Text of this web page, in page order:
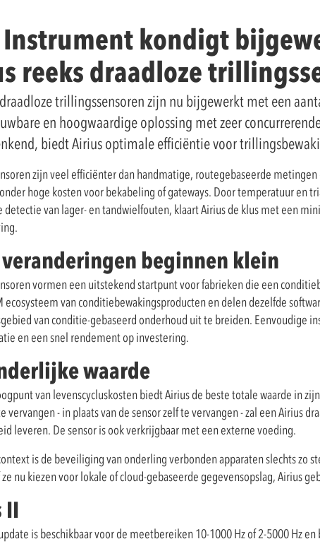
Instrument kondigt
reeks draadloze
trillingssensoren zijn nu bijgewerkt met een
en hoogwaardige oplossing met zeer
biedt Airius optimale efficiëntie voor
zijn veel efficiënter dan handmatige, routegebaseerde
hoge kosten voor bekabeling of gateways. Door temperatuur
van lager- en tandwielfouten, klaart Airius de klus met een
veranderingen beginnen klein
vormen een uitstekend startpunt voor fabrieken die een
ecosysteem van conditiebewakingsproducten en delen dezelfde
van conditie-gebaseerd onderhoud uit te breiden. Eenvoudige
en een snel rendement op investering.
waarde
van levenscycluskosten biedt Airius de beste totale waarde in
vervangen - in plaats van de sensor zelf te vervangen - zal een Airius
leveren. De sensor is ook verkrijgbaar met een externe voeding.
is de beveiliging van onderling verbonden apparaten slechts zo
nu kiezen voor lokale of cloud-gebaseerde gegevensopslag, Airius
II
is beschikbaar voor de meetbereiken 10-1000 Hz of 2-5000 Hz